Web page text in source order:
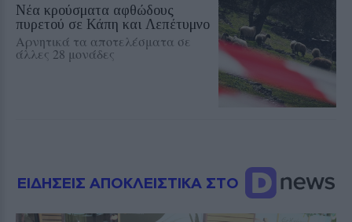
Νέα κρούσματα αφθώδους
πυρετού σε Κάπη και Λεπέτυμνο
Αρνητικά τα αποτελέσματα σε
άλλες 28 μονάδες
ΕΙΔΗΣΕΙΣ ΑΠΟΚΛΕΙΣΤΙΚΑ ΣΤΟ